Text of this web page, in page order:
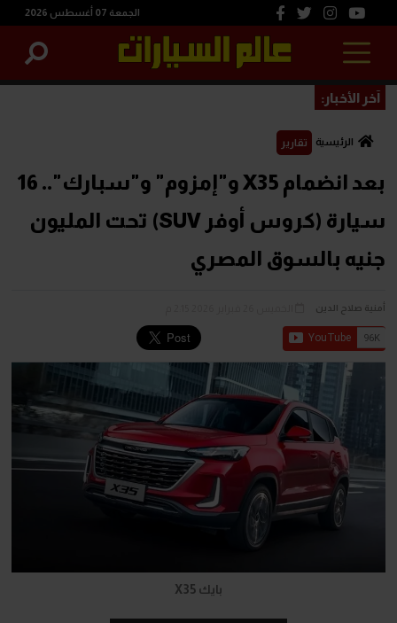
الجمعة 07 أغسطس 2026
آخر الأخبار:
الرئيسية تقارير
بعد انضمام X35 و"إمزوم" و"سبارك".. 16
سيارة (كروس أوفر SUV) تحت المليون
جنيه بالسوق المصري
أمنية صلاح الدين
بايك X35